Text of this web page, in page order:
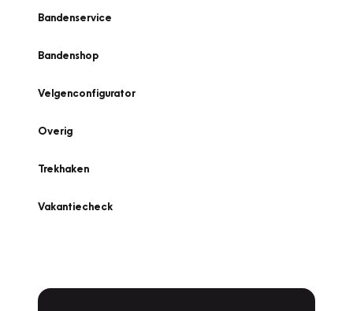
Bandenservice
Bandenshop
Velgenconfigurator
Overig
Trekhaken
Vakantiecheck